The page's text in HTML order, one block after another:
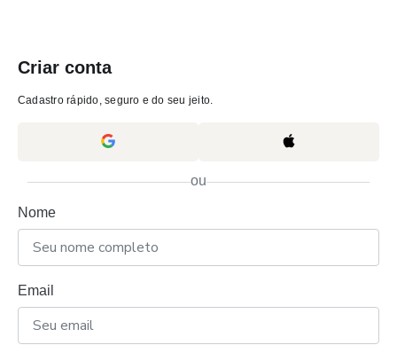
Criar conta
Cadastro rápido, seguro e do seu jeito.
ou
Nome
Email